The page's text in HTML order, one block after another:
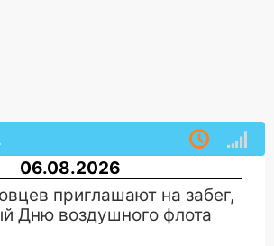
06.08.2026
приглашают на забег,
Дню воздушного флота